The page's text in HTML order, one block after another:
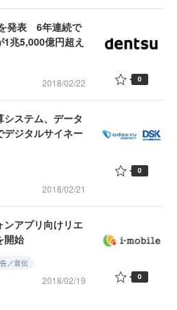
発表 6年連続で
兆5,000億円超え
2018/02/22 0
ステム、データ
デジタルサイネー
2018/02/21
0
ンアプリ向けリエ
開始
／宣伝
2018/02/19 0